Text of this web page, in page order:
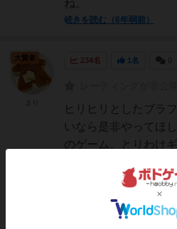
ね。
続きを読む（6年弱前）
234名 1名
ヒリヒリとしたブラ
いなら是非やってほ
のゲーム。とりわけ
ギャンブラー気質。
んなゲームにも好き
は顕著だと思います
大賢者